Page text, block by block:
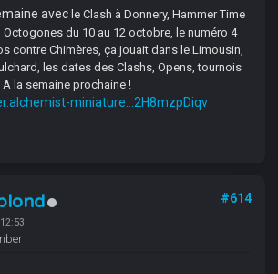
avecle Clash à Donnery, Hammer Time
du 10 au 12 octobre, le numéro 4
contre Chimères, ça jouait dans le Limousin,
les dates des Clashs, Opens, tournois
la semaine prochaine !
miniature...2H8mzpDiqv
#614